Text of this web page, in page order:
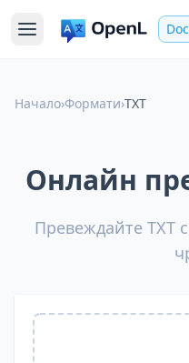
Начало›Формати›TXT
Онлайн
Превеждайте TXT